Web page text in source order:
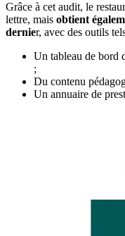
Grâce à cet audit, le
lettre, mais obtient
dernier, avec des outils
Un tableau de bord
;
Du contenu
Un annuaire de